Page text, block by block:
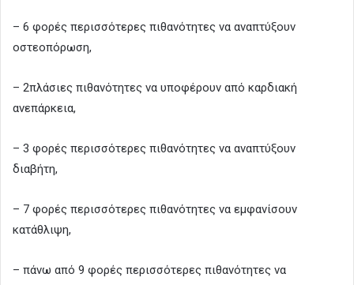
– 6 φορές περισσότερες πιθανότητες να αναπτύξουν
οστεοπόρωση,
– 2πλάσιες πιθανότητες να υποφέρουν από καρδιακή
ανεπάρκεια,
– 3 φορές περισσότερες πιθανότητες να αναπτύξουν
διαβήτη,
– 7 φορές περισσότερες πιθανότητες να εμφανίσουν
κατάθλιψη,
– πάνω από 9 φορές περισσότερες πιθανότητες να